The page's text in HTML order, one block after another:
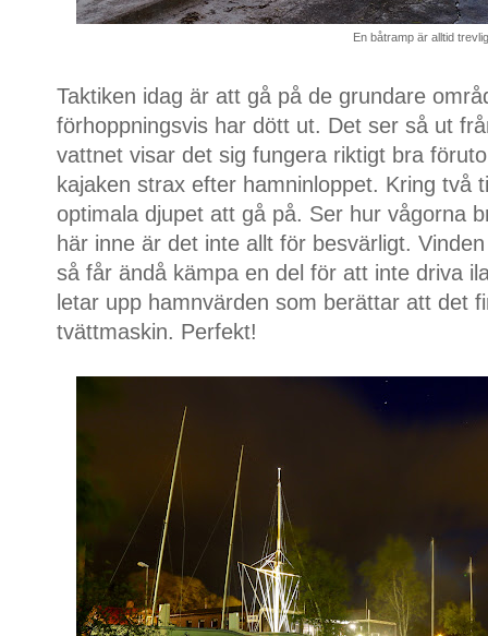
En båtramp är alltid
Taktiken idag är att gå på de grundare
förhoppningsvis har dött ut. Det ser så ut
vattnet visar det sig fungera riktigt bra
kajaken strax efter hamninloppet. Kring två
optimala djupet att gå på. Ser hur vågorna
här inne är det inte allt för besvärligt.
så får ändå kämpa en del för att inte driva
letar upp hamnvärden som berättar att det
tvättmaskin. Perfekt!